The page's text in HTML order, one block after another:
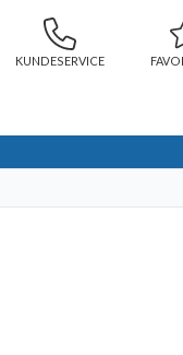
KUNDESERVICE